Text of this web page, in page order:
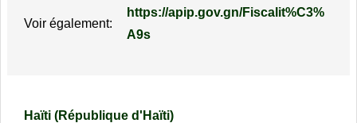
Voir également:
https://apip.gov.gn/Fiscalit%C3%
A9s
Haïti (République d'Haïti)